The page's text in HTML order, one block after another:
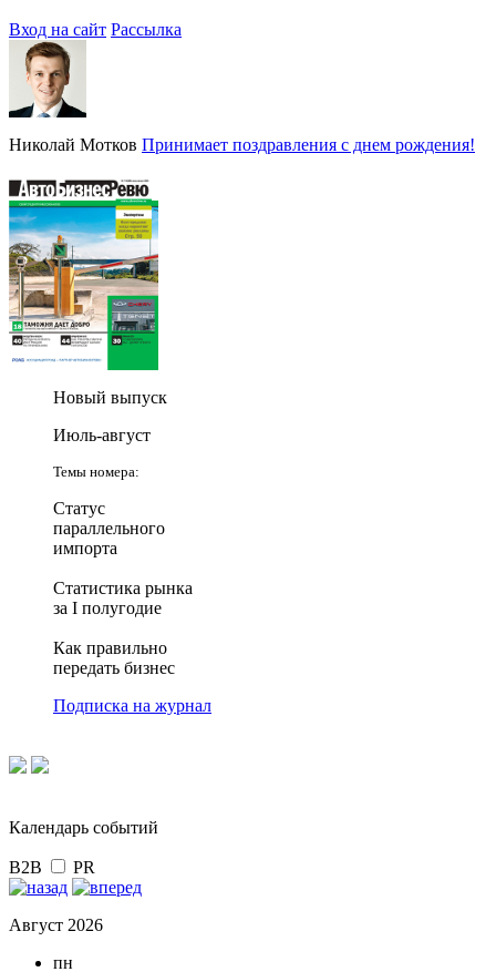
Вход на сайт Рассылка
Николай Мотков Принимает поздравления с днем рождения!
Новый выпуск
Июль-август
Темы номера:
Статус
параллельного
импорта
Статистика рынка
за I полугодие
Как правильно
передать бизнес
Подписка на журнал
Календарь событий
B2B PR
Август 2026
пн